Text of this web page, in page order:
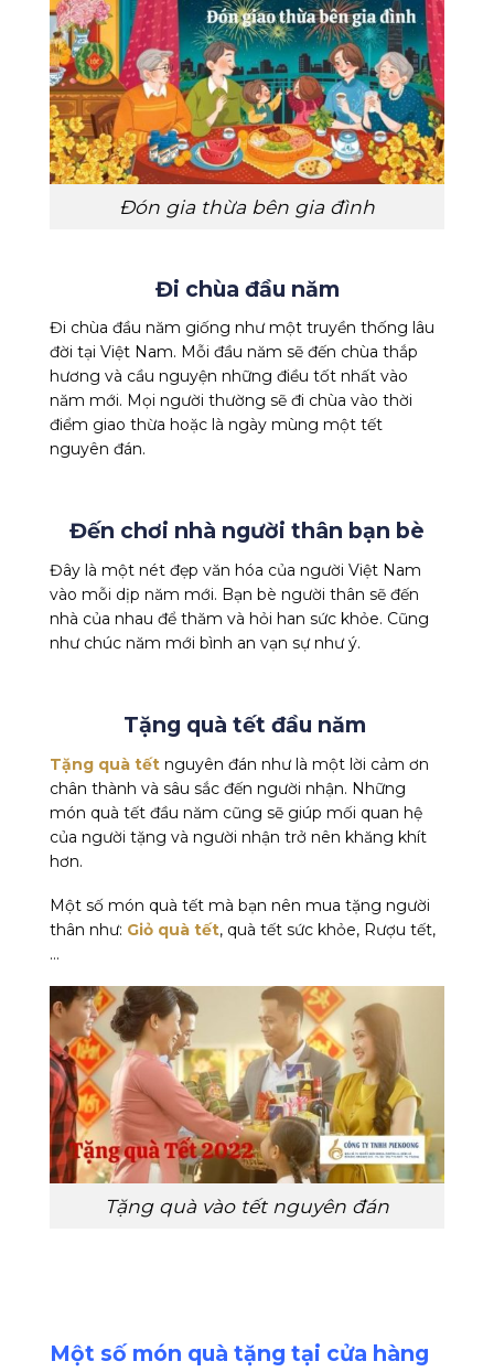
Đón gia thừa bên gia đình
Đi chùa đầu năm
Đi chùa đầu năm giống như một truyền thống lâu
đời tại Việt Nam. Mỗi đầu năm sẽ đến chùa thắp
hương và cầu nguyện những điều tốt nhất vào
năm mới. Mọi người thường sẽ đi chùa vào thời
điểm giao thừa hoặc là ngày mùng một tết
nguyên đán.
Đến chơi nhà người thân bạn bè
Đây là một nét đẹp văn hóa của người Việt Nam
vào mỗi dịp năm mới. Bạn bè người thân sẽ đến
nhà của nhau để thăm và hỏi han sức khỏe. Cũng
như chúc năm mới bình an vạn sự như ý.
Tặng quà tết đầu năm
Tặng quà tết nguyên đán như là một lời cảm ơn
chân thành và sâu sắc đến người nhận. Những
món quà tết đầu năm cũng sẽ giúp mối quan hệ
của người tặng và người nhận trở nên khăng khít
hơn.
Một số món quà tết mà bạn nên mua tặng người
thân như: Giỏ quà tết, quà tết sức khỏe, Rượu tết,
…
Tặng quà vào tết nguyên đán
Một số món quà tặng tại cửa hàng